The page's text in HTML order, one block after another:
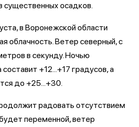
существенных осадков.
в Воронежской области
облачность. Ветер северный, с
в секунду. Ночью
+12...+17 градусов, а
до +25...+30.
радовать отсутствием
переменной, ветер